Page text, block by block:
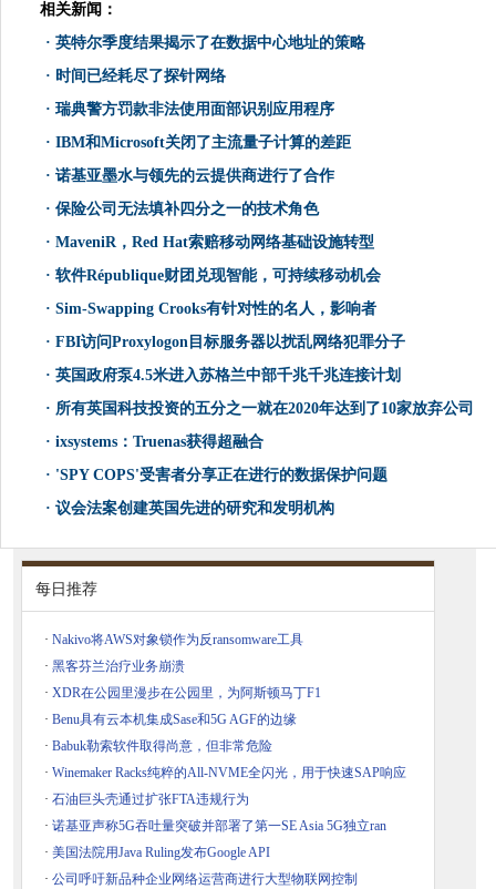
相关新闻：
· 英特尔季度结果揭示了在数据中心地址的策略
· 时间已经耗尽了探针网络
· 瑞典警方罚款非法使用面部识别应用程序
· IBM和Microsoft关闭了主流量子计算的差距
· 诺基亚墨水与领先的云提供商进行了合作
· 保险公司无法填补四分之一的技术角色
· MaveniR，Red Hat索赔移动网络基础设施转型
· 软件République财团兑现智能，可持续移动机会
· Sim-Swapping Crooks有针对性的名人，影响者
· FBI访问Proxylogon目标服务器以扰乱网络犯罪分子
· 英国政府泵4.5米进入苏格兰中部千兆千兆连接计划
· 所有英国科技投资的五分之一就在2020年达到了10家放弃公司
· ixsystems：Truenas获得超融合
· 'SPY COPS'受害者分享正在进行的数据保护问题
· 议会法案创建英国先进的研究和发明机构
每日推荐
· Nakivo将AWS对象锁作为反ransomware工具
· 黑客芬兰治疗业务崩溃
· XDR在公园里漫步在公园里，为阿斯顿马丁F1
· Benu具有云本机集成Sase和5G AGF的边缘
· Babuk勒索软件取得尚意，但非常危险
· Winemaker Racks纯粹的All-NVME全闪光，用于快速SAP响应
· 石油巨头壳通过扩张FTA违规行为
· 诺基亚声称5G吞吐量突破并部署了第一SE Asia 5G独立ran
· 美国法院用Java Ruling发布Google API
· 公司呼吁新品种企业网络运营商进行大型物联网控制